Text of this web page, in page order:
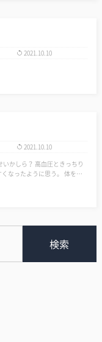
2021.10.10
2021.10.10
かしら？ 高血圧ときっちり
たように思う。 体を休
検索